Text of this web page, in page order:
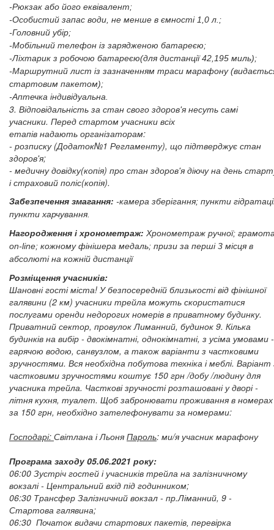
-Рюкзак або його еквівалент;
-Особистий запас води, не менше в ємності 1,0 л.;
-Головний убір;
-Мобільний телефон із зарядженою батареєю;
-Ліхтарик з робочою батареєю(для дистанції 42,195 миль);
-Маршрутний лист із зазначенням траси марафону
стартовим пакетом);
-Аптечка індивідуальна.
3. Відповідальність за стан свого здоров'я несуть самі
учасники. Перед стартом учасники всіх
етапів надають організаторам:
- розписку (Додаток№1 Регламенту), що підтверджує стан
здоров'я;
- медичну довідку(копія) про стан здоров'я діючу на день
і страховий поліс(копія).
Забезпечення змагання: -камера зберігання; пункти
пункти харчування.
Нагородження і хронометраж: Хронометраж ручної;
on-line; кожному фінішера медаль; призи за перші 3 місця в
абсолюті на кожній дистанції
Розміщення учасників:
Шановні гості міста! У безпосередній близькості від фінішної
галявини (2 км) учасники трейла можуть скористатися
послугами оренди недорогих номерів в приватному будинку.
Приватний сектор, провулок Лиманний, будинок 9. Кілька
будинків на вибір - двокімнатні, однокімнатні, з усіма умовами -
гарячою водою, санвузлом, а також варіанти з частковими
зручностями. Вся необхідна побутова техніка і меблі. Варіант
частковими зручностями коштує 150 грн /добу /людину для
учасника трейла. Часткові зручності розташовані у дворі -
літня кухня, туалет. Щоб забронювати проживання в номерах
за 150 грн, необхідно зателефонувати за номерами:
Господарі: Світлана і Льоня Пароль: ми/я учасник марафону
Програма заходу 05.06.2021 року:
06:00 Зустріч гостей і учасників трейла на залізничному
вокзалі - Центральний вхід під годинником;
06:30 Трансфер Залізничний вокзал - пр.Ліманний, 9 -
Стартова галявина;
06:30 Початок видачи стартових пакетів, перевірка